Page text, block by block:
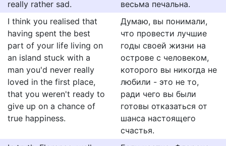
really rather sad.
весьма печальна.
I think you realised that
having spent the best
part of your life living on
an island stuck with a
man you'd never really
loved in the first place,
that you weren't ready to
give up on a chance of
true happiness.
Думаю, вы понимали,
что провести лучшие
годы своей жизни на
острове с человеком,
которого вы никогда не
любили - это не то,
ради чего вы были
готовы отказаться от
шанса настоящего
счастья.